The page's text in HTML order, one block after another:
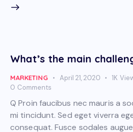
What’s the main
MARKETING April 21, 2020 1K
0 Comments
Q Proin faucibus nec mauris a
mi tincidunt. Sed eget viverra
consequat. Fusce sodales